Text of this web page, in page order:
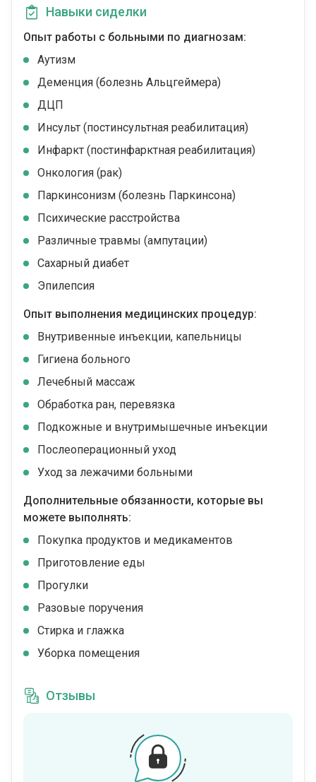
Навыки сиделки
Опыт работы с больными по диагнозам:
Аутизм
Деменция (болезнь Альцгеймера)
ДЦП
Инсульт (постинсультная реабилитация)
Инфаркт (постинфарктная реабилитация)
Онкология (рак)
Паркинсонизм (болезнь Паркинсона)
Психические расстройства
Различные травмы (ампутации)
Сахарный диабет
Эпилепсия
Опыт выполнения медицинских процедур:
Внутривенные инъекции, капельницы
Гигиена больного
Лечебный массаж
Обработка ран, перевязка
Подкожные и внутримышечные инъекции
Послеоперационный уход
Уход за лежачими больными
Дополнительные обязанности, которые вы
можете выполнять:
Покупка продуктов и медикаментов
Приготовление еды
Прогулки
Разовые поручения
Стирка и глажка
Уборка помещения
Отзывы